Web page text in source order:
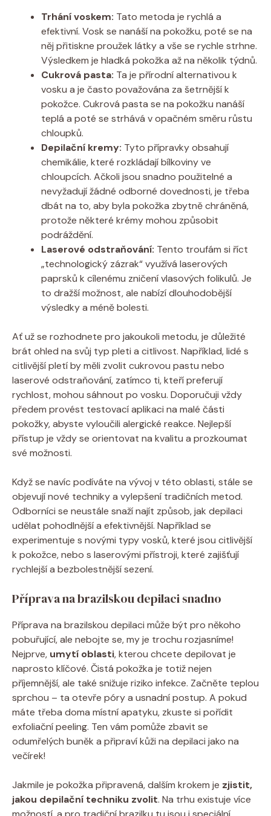
Trhání voskem: Tato metoda je rychlá a
efektivní. Vosk se nanáší na pokožku, poté se na
něj přitiskne proužek látky a vše se rychle strhne.
Výsledkem je hladká pokožka až na několik týdnů.
Cukrová pasta: Ta je přírodní alternativou k
vosku a je často považována za šetrnější k
pokožce. Cukrová pasta se na pokožku nanáší
teplá a poté se strhává v opačném směru růstu
chloupků.
Depilační kremy: Tyto přípravky obsahují
chemikálie, které rozkládají bílkoviny ve
chloupcích. Ačkoli jsou snadno použitelné a
nevyžadují žádné odborné dovednosti, je třeba
dbát na to, aby byla pokožka zbytně chráněná,
protože některé krémy mohou způsobit
podráždění.
Laserové odstraňování: Tento troufám si říct
„technologický zázrak“ využívá laserových
paprsků k cílenému zničení vlasových folikulů. Je
to dražší možnost, ale nabízí dlouhodobější
výsledky a méně bolesti.
Ať už se rozhodnete pro jakoukoli metodu, je důležité
brát ohled na svůj typ pleti a citlivost. Například, lidé s
citlivější pletí by měli zvolit cukrovou pastu nebo
laserové odstraňování, zatímco ti, kteří preferují
rychlost, mohou sáhnout po vosku. Doporučuji vždy
předem provést testovací aplikaci na malé části
pokožky, abyste vyloučili alergické reakce. Nejlepší
přístup je vždy se orientovat na kvalitu a prozkoumat
své možnosti.
Když se navíc podíváte na vývoj v této oblasti, stále se
objevují nové techniky a vylepšení tradičních metod.
Odborníci se neustále snaží najít způsob, jak depilaci
udělat pohodlnější a efektivnější. Například se
experimentuje s novými typy vosků, které jsou citlivější
k pokožce, nebo s laserovými přístroji, které zajišťují
rychlejší a bezbolestnější sezení.
Příprava na brazilskou depilaci snadno
Příprava na brazilskou depilaci může být pro někoho
pobuřující, ale nebojte se, my je trochu rozjasníme!
Nejprve, umytí oblasti, kterou chcete depilovat je
naprosto klíčové. Čistá pokožka je totiž nejen
příjemnější, ale také snižuje riziko infekce. Začněte teplou
sprchou – ta otevře póry a usnadní postup. A pokud
máte třeba doma místní apatyku, zkuste si pořídit
exfoliační peeling. Ten vám pomůže zbavit se
odumřelých buněk a připraví kůži na depilaci jako na
večírek!
Jakmile je pokožka připravená, dalším krokem je zjistit,
jakou depilační techniku zvolit. Na trhu existuje více